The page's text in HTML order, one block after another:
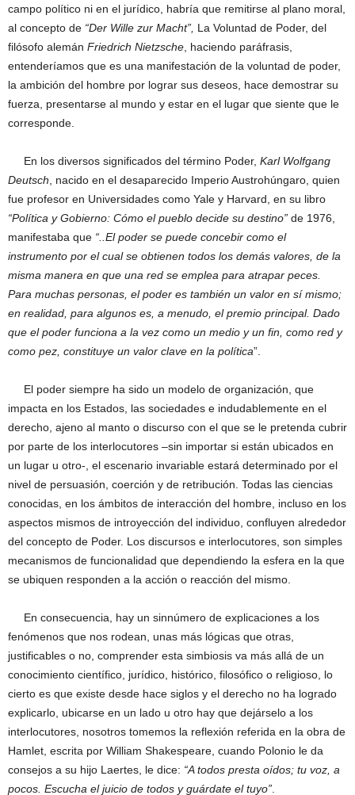
campo político ni en el jurídico, habría que remitirse al plano moral,
al concepto de “Der Wille zur Macht”, La Voluntad de Poder, del
filósofo alemán Friedrich Nietzsche , haciendo paráfrasis,
entenderíamos que es una manifestación de la voluntad de poder,
la ambición del hombre por lograr sus deseos, hace demostrar su
fuerza, presentarse al mundo y estar en el lugar que siente que le
corresponde.
En los diversos significados del término Poder, Karl Wolfgang
Deutsch , nacido en el desaparecido Imperio Austrohúngaro, quien
fue profesor en Universidades como Yale y Harvard, en su libro
“Política y Gobierno: Cómo el pueblo decide su destino” de 1976,
manifestaba que “.. El poder se puede concebir como el
instrumento por el cual se obtienen todos los demás valores, de la
misma manera en que una red se emplea para atrapar peces.
Para muchas personas, el poder es también un valor en sí mismo;
en realidad, para algunos es, a menudo, el premio principal. Dado
que el poder funciona a la vez como un medio y un fin, como red y
como pez, constituye un valor clave en la política”.
El poder siempre ha sido un modelo de organización, que
impacta en los Estados, las sociedades e indudablemente en el
derecho, ajeno al manto o discurso con el que se le pretenda cubrir
por parte de los interlocutores –sin importar si están ubicados en
un lugar u otro-, el escenario invariable estará determinado por el
nivel de persuasión, coerción y de retribución. Todas las ciencias
conocidas, en los ámbitos de interacción del hombre, incluso en los
aspectos mismos de introyección del individuo, confluyen alrededor
del concepto de Poder. Los discursos e interlocutores, son simples
mecanismos de funcionalidad que dependiendo la esfera en la que
se ubiquen responden a la acción o reacción del mismo.
En consecuencia, hay un sinnúmero de explicaciones a los
fenómenos que nos rodean, unas más lógicas que otras,
justificables o no, comprender esta simbiosis va más allá de un
conocimiento científico, jurídico, histórico, filosófico o religioso, lo
cierto es que existe desde hace siglos y el derecho no ha logrado
explicarlo, ubicarse en un lado u otro hay que dejárselo a los
interlocutores, nosotros tomemos la reflexión referida en la obra de
Hamlet, escrita por William Shakespeare, cuando Polonio le da
consejos a su hijo Laertes, le dice: “A todos presta oídos; tu voz, a
pocos. Escucha el juicio de todos y guárdate el tuyo”